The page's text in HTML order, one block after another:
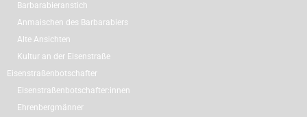
Barbarabieranstich
Anmaischen des Barbarabiers
Alte Ansichten
Kultur an der Eisenstraße
Eisenstraßenbotschafter
Eisenstraßenbotschafter:innen
Ehrenbergmänner